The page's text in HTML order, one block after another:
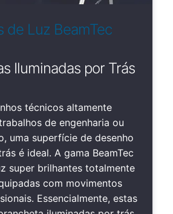
de Luz BeamTec
Iluminadas por Trás
técnicos altamente
de engenharia ou
uma superfície de desenho
é ideal. A gama BeamTec
super brilhantes totalmente
com movimentos
Essencialmente, estas